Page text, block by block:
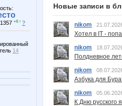
+6 ↑ ?
14
Новые записи в
nikom
Хотел в IT -
nikom
Полдневное
nikom
Азбука для
nikom
К Дню русского